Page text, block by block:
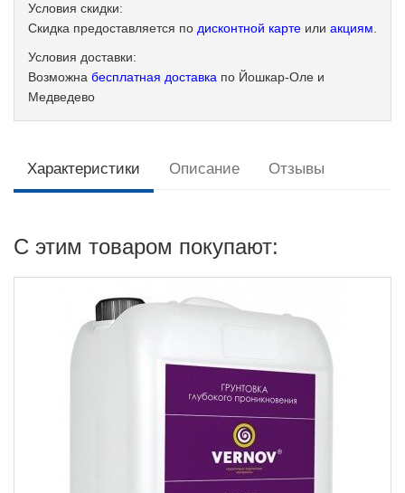
Условия скидки:
Скидка предоставляется по дисконтной карте или акциям
Условия доставки:
Возможна бесплатная доставка по Йошкар-Оле и
Медведево
Характеристики Описание Отзывы
C этим товаром покупают: